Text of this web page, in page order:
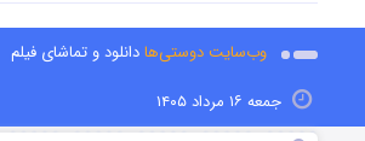
وب‌سایت دوستی‌هادانلود و تماشای فیلم
جمعه ۱۶ مرداد ۱۴۰۵